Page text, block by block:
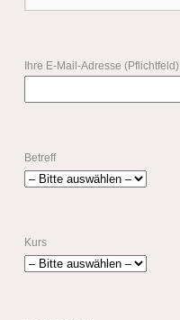
Ihre E-Mail-Adresse (Pflichtfeld)
Betreff
Kurs